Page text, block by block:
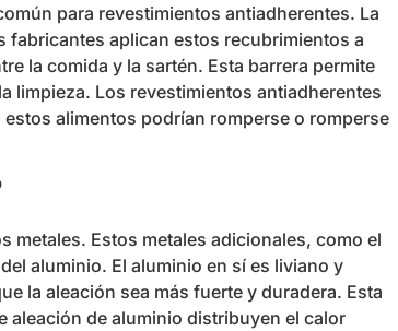
para revestimientos antiadherentes. La
fabricantes aplican estos recubrimientos a
la comida y la sartén. Esta barrera permite
limpieza. Los revestimientos antiadherentes
alimentos podrían romperse o romperse
metales. Estos metales adicionales, como el
aluminio. El aluminio en sí es liviano y
la aleación sea más fuerte y duradera. Esta
aleación de aluminio distribuyen el calor